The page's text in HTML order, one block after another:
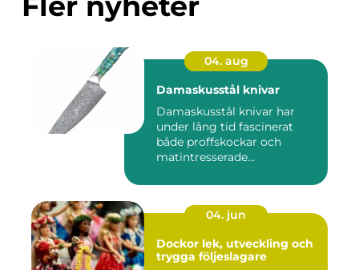
04. aug
Damaskusstål knivar
Damaskusstål knivar har
under lång tid fascinerat
både proffskockar och
matintresserade
04. jun
Dockor lek, utveckling och
trygga följeslagare